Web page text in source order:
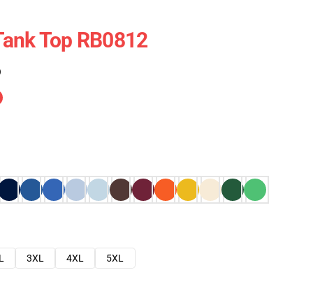
Top RB0812
3XL 4XL
5XL